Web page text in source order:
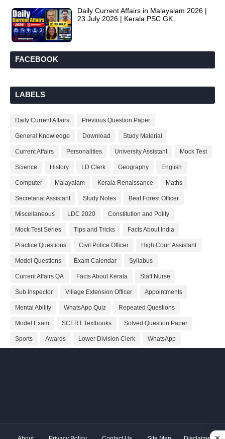
Daily Current Affairs in Malayalam 2026 |
23 July 2026 | Kerala PSC GK
FACEBOOK
LABELS
Daily Current Affairs Previous Question Paper
General Knowledge Download Study Material
Current Affairs Personalities University Assistant Mock Test
Science History LD Clerk Geography English
Computer Malayalam Kerala Renaissance Maths
Secretariat Assistant Study Notes Beat Forest Officer
Miscellaneous LDC 2020 Constitution and Polity
Mock Test Series Tips and Tricks Facts About India
Practice Questions Civil Police Officer High Court Assistant
Model Questions Exam Calendar Syllabus
Current Affairs QA Facts About Kerala Staff Nurse
Sub Inspector Village Extension Officer Appointments
Mental Ability WhatsApp Quiz Repeated Questions
Model Exam SCERT Textbooks Solved Question Paper
Sports Awards Lower Division Clerk WhatsApp